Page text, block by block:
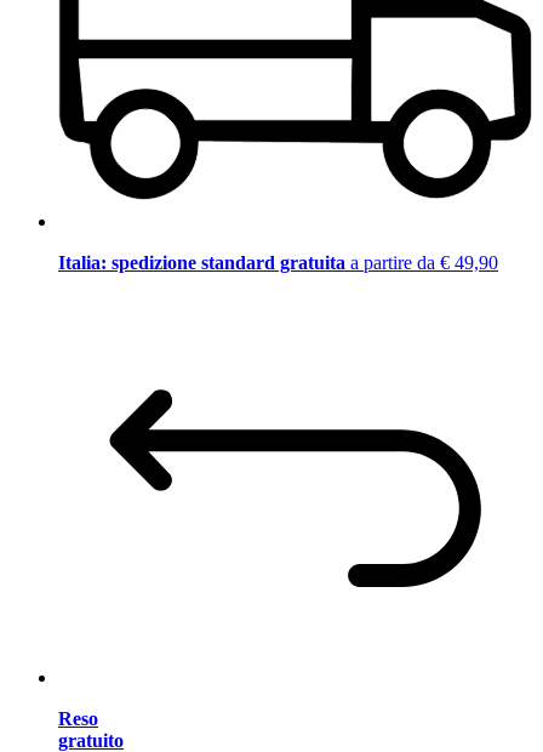
Italia: spedizione standard gratuita a partire da € 49,90
Reso
gratuito